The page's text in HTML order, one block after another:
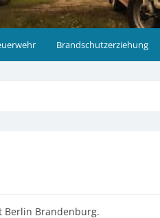
Brandschutzerziehung
Berlin Brandenburg.